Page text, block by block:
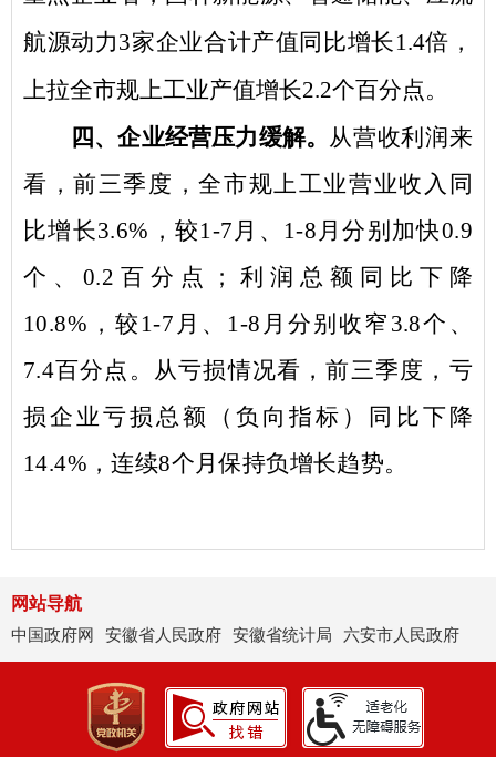
航源动力3家企业合计产值同比增长1.4倍，
上拉全市规上工业产值增长2.2个百分点。
四 、企业经营压力缓解。 从营收利润来
看，前三季度 ，全市规上工业营业收入同
比增长3.6% ，较1-7 月、 1-8 月分别加快0.9
个 、 0.2 百分点；利润总额同比下降
10.8% ，较 1-7 月、 1-8 月分别收窄 3.8个 、
7.4百分点。从亏损情况看，前三季度 ，亏
损企业亏损总额
（负向指标）同比下降
14.4% ，连续8个月保持负增长趋势。
网站导航
中国政府网
安徽省人民政府 安徽省统计局 六安市人民政府